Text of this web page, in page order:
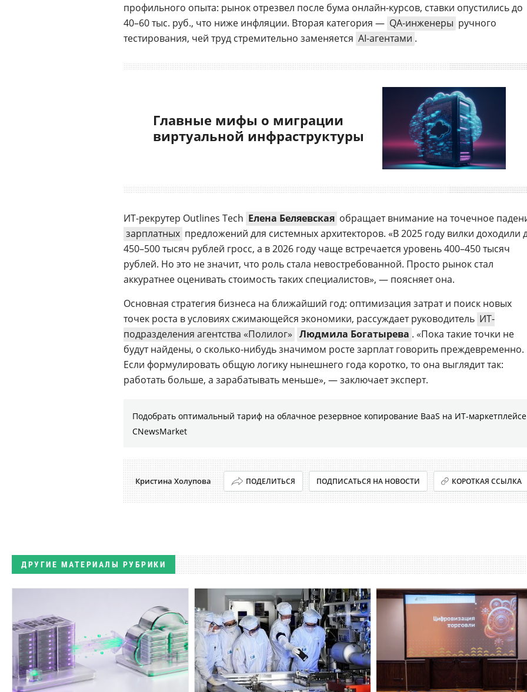
профильного опыта: рынок отрезвел после бума онлайн-курсов, ставки опустились до
40–60 тыс. руб., что ниже инфляции. Вторая категория — QA-инженеры ручного
тестирования, чей труд стремительно заменяется AI-агентами .
Главные мифы о миграции
виртуальной инфраструктуры
ИТ-рекрутер Outlines Tech Елена Беляевская обращает внимание на точечное
зарплатных предложений для системных архитекторов. «В 2025 году вилки доходили
450–500 тысяч рублей гросс, а в 2026 году чаще встречается уровень 400–450 тысяч
рублей. Но это не значит, что роль стала невостребованной. Просто рынок стал
аккуратнее оценивать стоимость таких специалистов», — поясняет она.
Основная стратегия бизнеса на ближайший год: оптимизация затрат и поиск новых
точек роста в условиях сжимающейся экономики, рассуждает руководитель ИТ-
подразделения агентства «Полилог» Людмила Богатырева . «Пока такие точки не
будут найдены, о сколько-нибудь значимом росте зарплат говорить преждевременно.
Если формулировать общую логику нынешнего года коротко, то она выглядит так:
работать больше, а зарабатывать меньше», — заключает эксперт.
Подобрать оптимальный тариф на облачное резервное копирование BaaS на ИТ-маркетплейсе
CNewsMarket
Кристина Холупова ПОДЕЛИТЬСЯ ПОДПИСАТЬСЯ НА НОВОСТИ КОРОТКАЯ ССЫЛКА
ДРУГИЕ МАТЕРИАЛЫ РУБРИКИ